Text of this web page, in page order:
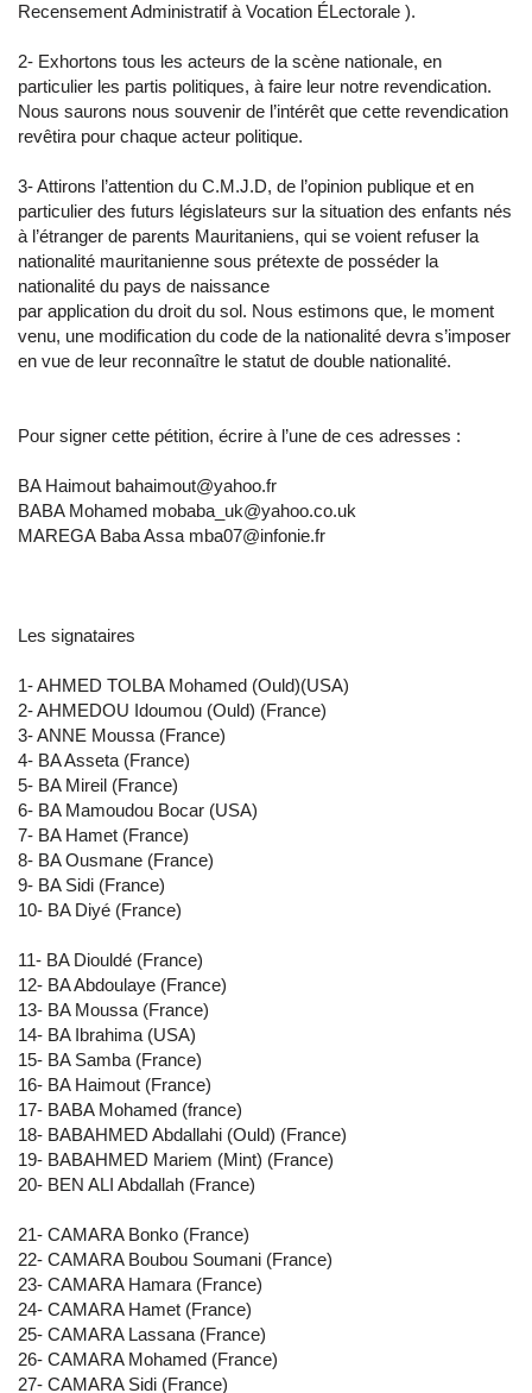
Recensement Administratif à Vocation ÉLectorale ).
2- Exhortons tous les acteurs de la scène nationale, en
particulier les partis politiques, à faire leur notre revendication.
Nous saurons nous souvenir de l’intérêt que cette revendication
revêtira pour chaque acteur politique.
3- Attirons l’attention du C.M.J.D, de l’opinion publique et en
particulier des futurs législateurs sur la situation des enfants nés
à l’étranger de parents Mauritaniens, qui se voient refuser la
nationalité mauritanienne sous prétexte de posséder la
nationalité du pays de naissance
par application du droit du sol. Nous estimons que, le moment
venu, une modification du code de la nationalité devra s’imposer
en vue de leur reconnaître le statut de double nationalité.
Pour signer cette pétition, écrire à l’une de ces adresses :
BA Haimout bahaimout@yahoo.fr
BABA Mohamed mobaba_uk@yahoo.co.uk
MAREGA Baba Assa mba07@infonie.fr
Les signataires
1- AHMED TOLBA Mohamed (Ould)(USA)
2- AHMEDOU Idoumou (Ould) (France)
3- ANNE Moussa (France)
4- BA Asseta (France)
5- BA Mireil (France)
6- BA Mamoudou Bocar (USA)
7- BA Hamet (France)
8- BA Ousmane (France)
9- BA Sidi (France)
10- BA Diyé (France)
11- BA Diouldé (France)
12- BA Abdoulaye (France)
13- BA Moussa (France)
14- BA Ibrahima (USA)
15- BA Samba (France)
16- BA Haimout (France)
17- BABA Mohamed (france)
18- BABAHMED Abdallahi (Ould) (France)
19- BABAHMED Mariem (Mint) (France)
20- BEN ALI Abdallah (France)
21- CAMARA Bonko (France)
22- CAMARA Boubou Soumani (France)
23- CAMARA Hamara (France)
24- CAMARA Hamet (France)
25- CAMARA Lassana (France)
26- CAMARA Mohamed (France)
27- CAMARA Sidi (France)